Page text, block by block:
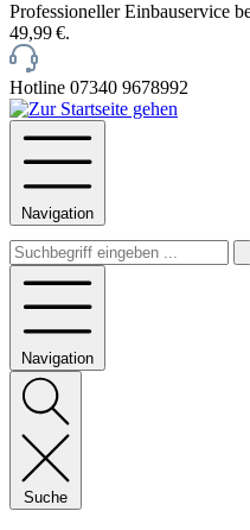
Professioneller Einbauservice
49,99 €.
Hotline 07340 9678992
Navigation
Navigation
Suche